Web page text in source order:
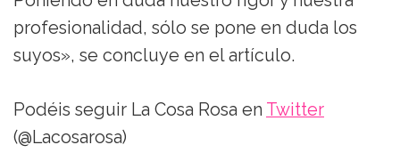
profesionalidad, sólo se pone en duda los
suyos», se concluye en el artículo.
Podéis seguir La Cosa Rosa en Twitter
(@Lacosarosa)